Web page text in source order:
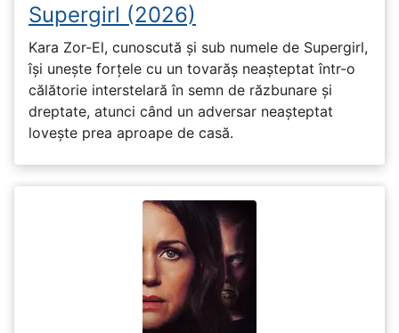
Supergirl (2026)
Kara Zor-El, cunoscută și sub numele de Supergirl,
își unește forțele cu un tovarăș neașteptat într-o
călătorie interstelară în semn de răzbunare și
dreptate, atunci când un adversar neașteptat
lovește prea aproape de casă.